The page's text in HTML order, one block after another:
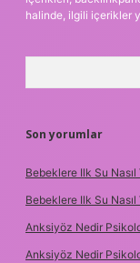
halinde, ilgili içerikler
Son yorumlar
Bebeklere Ilk Su Nasıl
Bebeklere Ilk Su Nasıl
Anksiyöz Nedir
Anksiyöz Nedir